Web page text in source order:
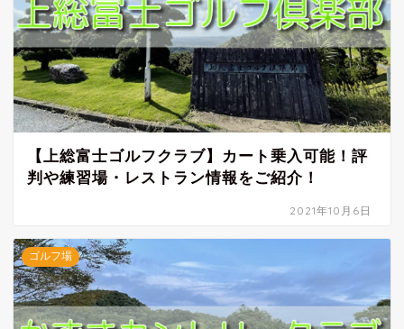
【上総富士ゴルフクラブ】カート乗入可能！評
判や練習場・レストラン情報をご紹介！
2021年10月6日
ゴルフ場